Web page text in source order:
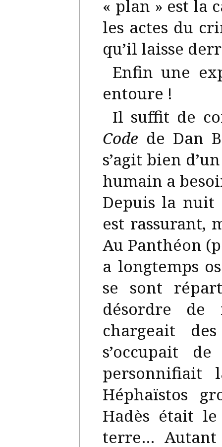
« plan » est la
les actes du
qu’il laisse
Enfin une
entoure !
Il suffit de
Code de Dan
s’agit bien
humain a
Depuis la nuit
est rassurant,
Au Panthéon
a longtemps
se sont
désordre
chargeait
s’occupait
personnifiait
Héphaïstos
Hadès était
terre… Autant